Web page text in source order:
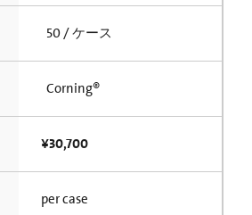
50 / ケース
Corning®
¥30,700
per case